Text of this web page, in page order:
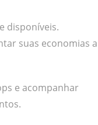
disponíveis.
suas economias a
e acompanhar